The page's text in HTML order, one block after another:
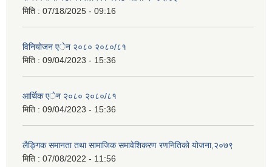
मिति : 07/18/2025 - 09:16
विनियोजन एेन २०८० २०८०/८१
मिति : 09/04/2023 - 15:36
आर्थिक एेन २०८० २०८०/८१
मिति : 09/04/2023 - 15:36
लैङ्गिक समानता तथा सामाजिक समावेशिकरण रणनितिको योजना,२०७९
मिति : 07/08/2022 - 11:56